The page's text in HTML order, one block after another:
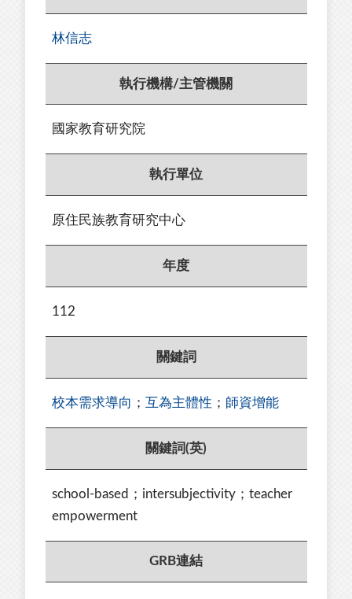
林信志
執行機構/主管機關
國家教育研究院
執行單位
原住民族教育研究中心
年度
112
關鍵詞
校本需求導向 ； 互為主體性 ； 師資增能
關鍵詞(英)
school-based；intersubjectivity；teacher
empowerment
GRB連結